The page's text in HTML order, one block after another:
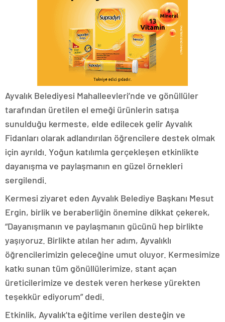
Ayvalık Belediyesi Mahalleevleri’nde ve gönüllüler
tarafından üretilen el emeği ürünlerin satışa
sunulduğu kermeste, elde edilecek gelir Ayvalık
Fidanları olarak adlandırılan öğrencilere destek olmak
için ayrıldı. Yoğun katılımla gerçekleşen etkinlikte
dayanışma ve paylaşmanın en güzel örnekleri
sergilendi.
Kermesi ziyaret eden Ayvalık Belediye Başkanı Mesut
Ergin, birlik ve beraberliğin önemine dikkat çekerek,
“Dayanışmanın ve paylaşmanın gücünü hep birlikte
yaşıyoruz. Birlikte atılan her adım, Ayvalıklı
öğrencilerimizin geleceğine umut oluyor. Kermesimize
katkı sunan tüm gönüllülerimize, stant açan
üreticilerimize ve destek veren herkese yürekten
teşekkür ediyorum” dedi.
Etkinlik, Ayvalık’ta eğitime verilen desteğin ve